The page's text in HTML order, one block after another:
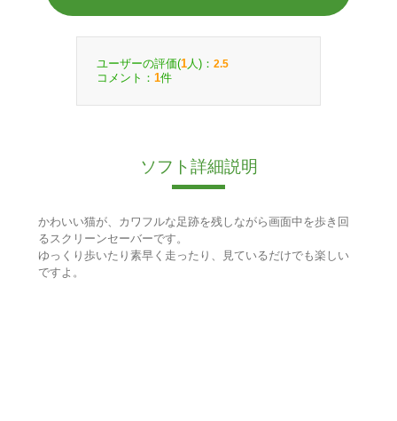
ユーザーの評価(1 人)： 2.5
コメント： 1件
ソフト詳細説明
かわいい猫が、カワフルな足跡を残しながら画面中を歩き回
るスクリーンセーバーです。
ゆっくり歩いたり素早く走ったり、見ているだけでも楽しい
ですよ。